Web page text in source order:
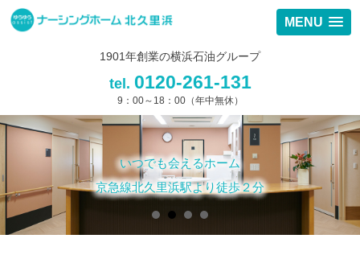
MENU
1901年創業の横浜石油グループ
tel. 0120-261-131
9：00～18：00（年中無休）
いつでも会えるホーム
京急線北久里浜駅より徒歩２分